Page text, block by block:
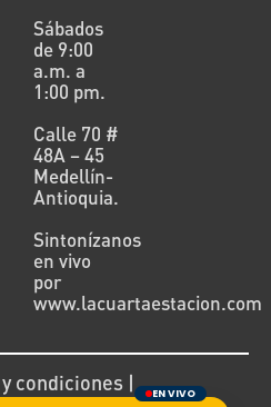
EN VIVO
Sábados
de 9:00
a.m. a
1:00 pm.
Calle 70 #
48A – 45
Medellín-
Antioquia.
Sintonízanos
en vivo
por
www.lacuartaestacion.com
condiciones |